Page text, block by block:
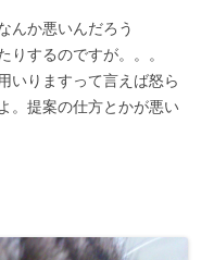
んか悪いんだろう
するのですが。。。
いりますって言えば怒ら
。提案の仕方とかが悪い